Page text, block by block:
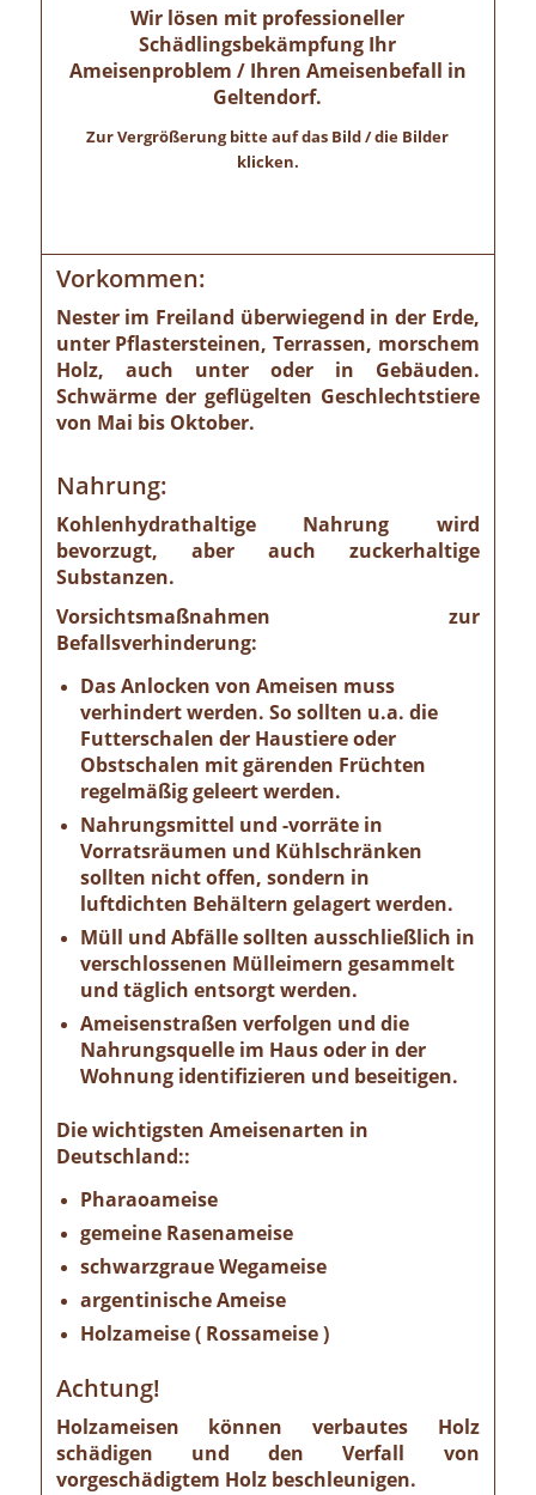
Wir lösen mit professioneller
Schädlingsbekämpfung Ihr
Ameisenproblem / Ihren Ameisenbefall in
Geltendorf.
Zur Vergrößerung bitte auf das Bild / die Bilder
klicken.
Vorkommen:
Nester im Freiland überwiegend in der Erde,
unter Pflastersteinen, Terrassen, morschem
Holz, auch unter oder in Gebäuden.
Schwärme der geflügelten Geschlechtstiere
von Mai bis Oktober.
Nahrung:
Kohlenhydrathaltige Nahrung wird
bevorzugt, aber auch zuckerhaltige
Substanzen.
Vorsichtsmaßnahmen zur
Befallsverhinderung:
Das Anlocken von Ameisen muss
verhindert werden. So sollten u.a. die
Futterschalen der Haustiere oder
Obstschalen mit gärenden Früchten
regelmäßig geleert werden.
Nahrungsmittel und -vorräte in
Vorratsräumen und Kühlschränken
sollten nicht offen, sondern in
luftdichten Behältern gelagert werden.
Müll und Abfälle sollten ausschließlich in
verschlossenen Mülleimern gesammelt
und täglich entsorgt werden.
Ameisenstraßen verfolgen und die
Nahrungsquelle im Haus oder in der
Wohnung identifizieren und beseitigen.
Die wichtigsten Ameisenarten in
Deutschland::
Pharaoameise
gemeine Rasenameise
schwarzgraue Wegameise
argentinische Ameise
Holzameise ( Rossameise )
Achtung!
Holzameisen können verbautes Holz
schädigen und den Verfall von
vorgeschädigtem Holz beschleunigen.